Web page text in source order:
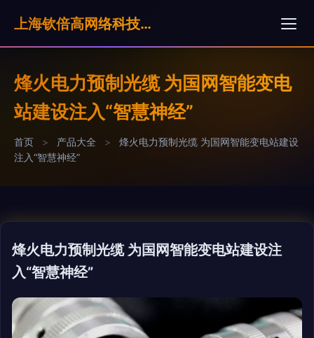
上海钦倍高网络科技有限公司
烽火电力预制光缆 为国网智能变电
站建设注入“智慧神经”
首页 > 产品大全 >
烽火电力预制光缆 为国网智能变电站建设
注入“智慧神经”
烽火电力预制光缆 为国网智能变电站建设注
入“智慧神经”